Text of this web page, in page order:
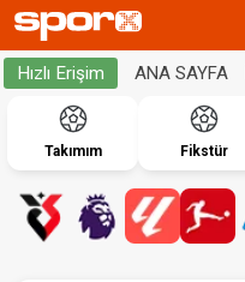
Hızlı Erişim ANA SAYFA
Takımım Fikstür